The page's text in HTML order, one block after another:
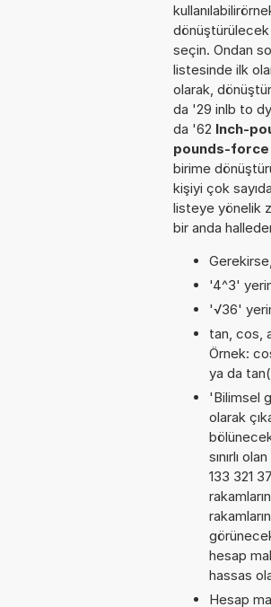
seçin. Ondan
listesinde ilk
olarak,
da '29 inlb to
da '62 Inch-
pounds-
birime
kişiyi çok
listeye yönelik
bir anda
'4^3'
'√36'
tan, cos,
Örnek:
ya da
'Bilimsel
olarak
sınırlı
133 321
hesap
hassas
Hesap